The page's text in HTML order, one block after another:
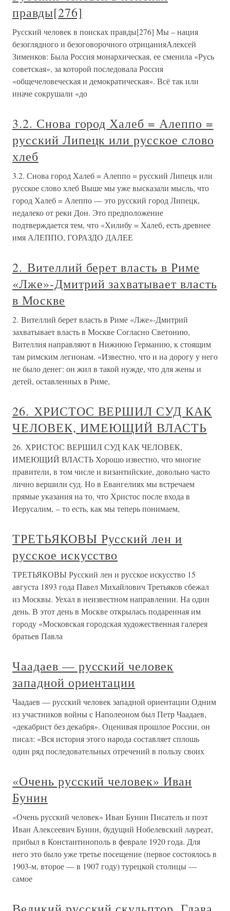
правды[276]
Русский человек в поисках правды[276] Мы – нация
безоглядного и безоговорочного отрицанияАлексей
Зименков: Была Россия монархическая, ее сменила «Русь
советская», за которой последовала Россия
«общечеловеческая и демократическая». Всё так или
иначе сокрушали «до
3.2. Снова город Халеб = Алеппо =
русский Липецк или русское слово
хлеб
3.2. Снова город Халеб = Алеппо = русский Липецк или
русское слово хлеб Выше мы уже высказали мысль, что
город Халеб = Алеппо — это русский город Липецк,
недалеко от реки Дон. Это предположение
подтверждается тем, что «Хилибу = Халеб, есть древнее
имя АЛЕППО, ГОРАЗДО ДАЛЕЕ
2. Вителлий берет власть в Риме
«Лже»-Дмитрий захватывает власть
в Москве
2. Вителлий берет власть в Риме «Лже»-Дмитрий
захватывает власть в Москве Согласно Светонию,
Вителлия направляют в Нижнюю Германию, к стоящим
там римским легионам. «Известно, что и на дорогу у него
не было денег: он жил в такой нужде, что для жены и
детей, оставленных в Риме,
26. ХРИСТОС ВЕРШИЛ СУД КАК
ЧЕЛОВЕК, ИМЕЮЩИЙ ВЛАСТЬ
26. ХРИСТОС ВЕРШИЛ СУД КАК ЧЕЛОВЕК,
ИМЕЮЩИЙ ВЛАСТЬ Хорошо известно, что многие
правители, в том числе и византийские, довольно часто
лично вершили суд. Но в Евангелиях мы встречаем
прямые указания на то, что Христос после входа в
Иерусалим, – то есть, как мы теперь понимаем,
ТРЕТЬЯКОВЫ Русский лен и
русское искусство
ТРЕТЬЯКОВЫ Русский лен и русское искусство 15
августа 1893 года Павел Михайлович Третьяков сбежал
из Москвы. Уехал в неизвестном направлении. На один
день. В этот день в Москве открылась подаренная им
городу «Московская городская художественная галерея
братьев Павла
Чаадаев — русский человек
западной ориентации
Чаадаев — русский человек западной ориентации Одним
из участников войны с Наполеоном был Петр Чаадаев,
«декабрист без декабря». Оценивая прошлое России, он
писал: «Вся история этого народа составляет сплошь
один ряд последовательных отречений в пользу своих
«Очень русский человек» Иван
Бунин
«Очень русский человек» Иван Бунин Писатель и поэт
Иван Алексеевич Бунин, будущий Нобелевский лауреат,
прибыл в Константинополь в феврале 1920 года. Для
него это было уже третье посещение (первое состоялось в
1903-м, второе — в 1907 году) турецкой столицы —
самое